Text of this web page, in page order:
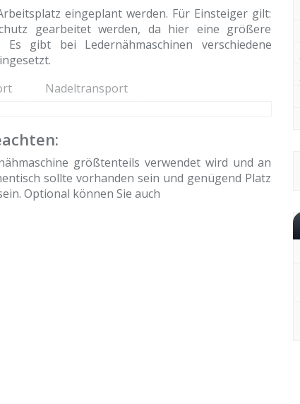
eingeplant werden. Für Einsteiger gilt:
gearbeitet werden, da hier eine größere
gibt bei Ledernähmaschinen verschiedene
Nadeltransport
größtenteils verwendet wird und an
sollte vorhanden sein und genügend Platz
Optional können Sie auch